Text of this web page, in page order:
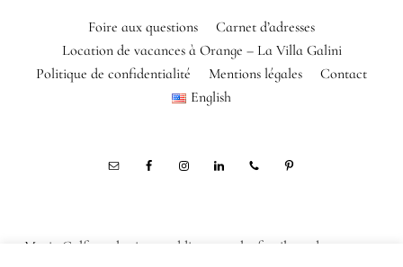
Foire aux questions
Carnet d’adresses
Location de vacances à Orange – La Villa Galini
Politique de confidentialité
Mentions légales
Contact
English
Marie Calfopoulos is a wedding, couple, family and corporate